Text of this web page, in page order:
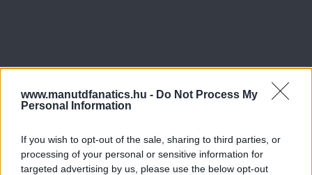
www.manutdfanatics.hu - Do Not Process My
Personal Information
If you wish to opt-out of the sale, sharing to third parties, or
processing of your personal or sensitive information for
targeted advertising by us, please use the below opt-out